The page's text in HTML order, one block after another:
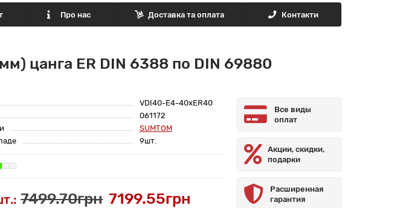
Про нас Доставка та оплата Контакти
цанга ER DIN 6388 по DIN 69880
VDI40-E4-40xER40
061172
SUMTOM
9шт.
7499.70грн 7199.55грн
Все виды
оплат
Акции, скидки,
подарки
Расширенная
гарантия